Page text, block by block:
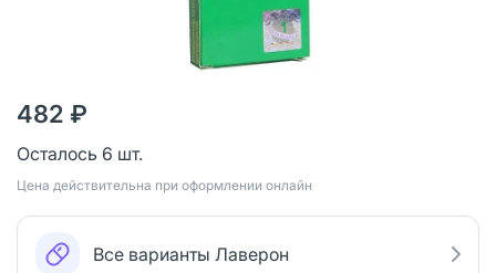
482 ₽
Осталось 6 шт.
Цена действительна при оформлении онлайн
Все варианты Лаверон